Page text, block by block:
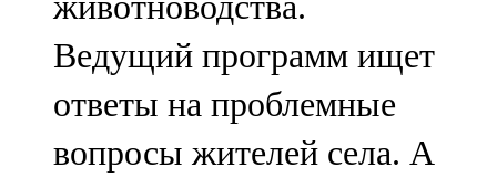
Чирмешән
107,7 FM
Чистай
103,0 FM
Ведущий программ ищет
ответы на проблемные
вопросы жителей села. А